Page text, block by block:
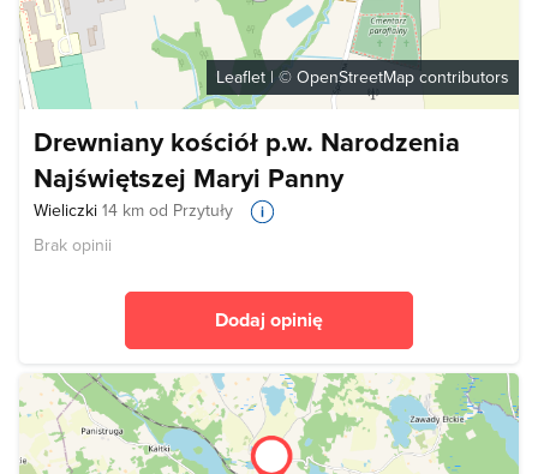
Leaflet | © OpenStreetMap contributors
Drewniany kościół p.w. Narodzenia
Najświętszej Maryi Panny
Wieliczki 14 km od Przytuły
Brak opinii
Dodaj opinię